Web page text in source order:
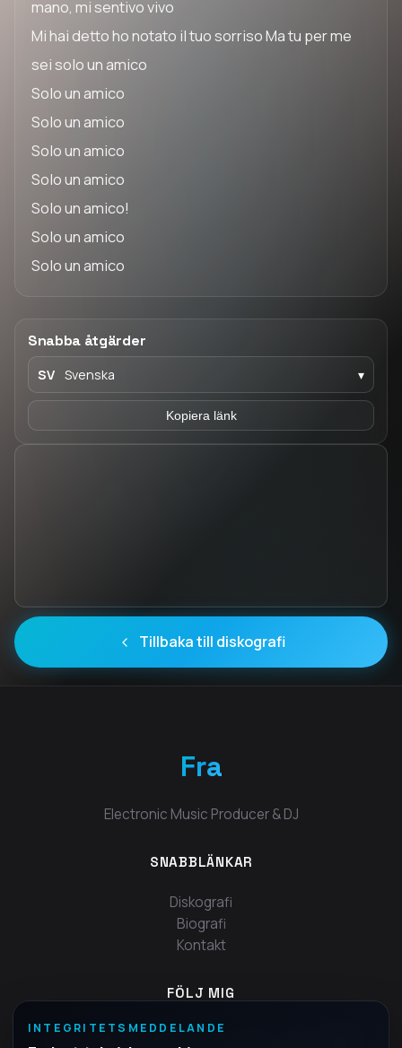
Snabba åtgärder
SV Svenska ▾
Kopiera länk
mano, mi sentivo vivo
Mi hai detto ho notato il tuo sorriso Ma tu per me
sei solo un amico
Solo un amico
Solo un amico
Solo un amico
Solo un amico
Solo un amico!
Solo un amico
Solo un amico
Tillbaka till diskografi
Fra
Electronic Music Producer & DJ
SNABBLÄNKAR
Diskografi
Biografi
Kontakt
FÖLJ MIG
INTEGRITETSMEDDELANDE